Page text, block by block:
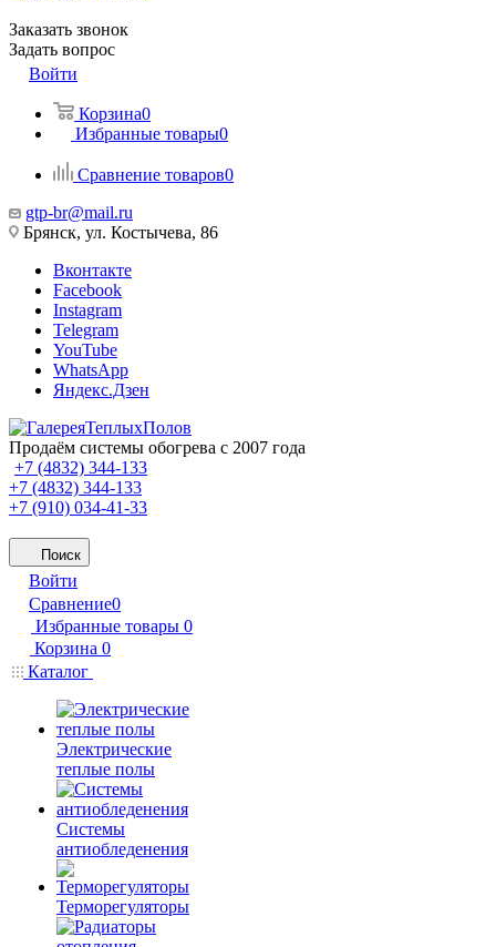
Заказать звонок
Задать вопрос
Войти
Корзина0
Избранные товары0
Сравнение товаров0
gtp-br@mail.ru
Брянск, ул. Костычева, 86
Вконтакте
Facebook
Instagram
Telegram
YouTube
WhatsApp
Яндекс.Дзен
Продаём системы обогрева с 2007 года
+7 (4832) 344-133
+7 (4832) 344-133
+7 (910) 034-41-33
Поиск
Войти
Сравнение0
Избранные товары 0
Корзина 0
Каталог
Электрические
теплые полы
Системы
антиобледенения
Терморегуляторы